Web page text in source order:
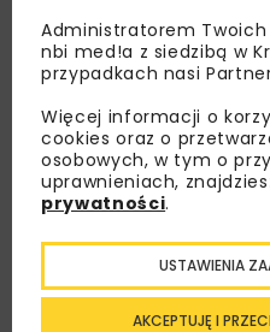
Lubisz wiedzieć
Zapisz się do
nas najlepsze
zaproszenia na
dedykowane akcje
Administratorem
nbi med!a z siedzibą w
przypadkach nasi
Więcej informacji o
cookies oraz o
osobowych, w tym o
uprawnieniach,
prywatności.
AKCEPTUJĘ I
USTAWIENIA